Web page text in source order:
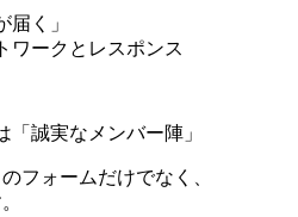
届く」
ワークとレスポンス
「誠実なメンバー陣」
フォームだけでなく、